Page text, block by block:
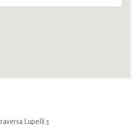
Lupelli 3